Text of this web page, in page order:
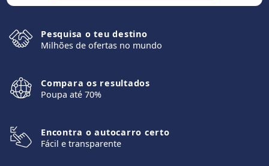
Pesquisa o teu destino
Milhões de ofertas no mundo
Compara os resultados
Poupa até 70%
Encontra o autocarro certo
Fácil e transparente